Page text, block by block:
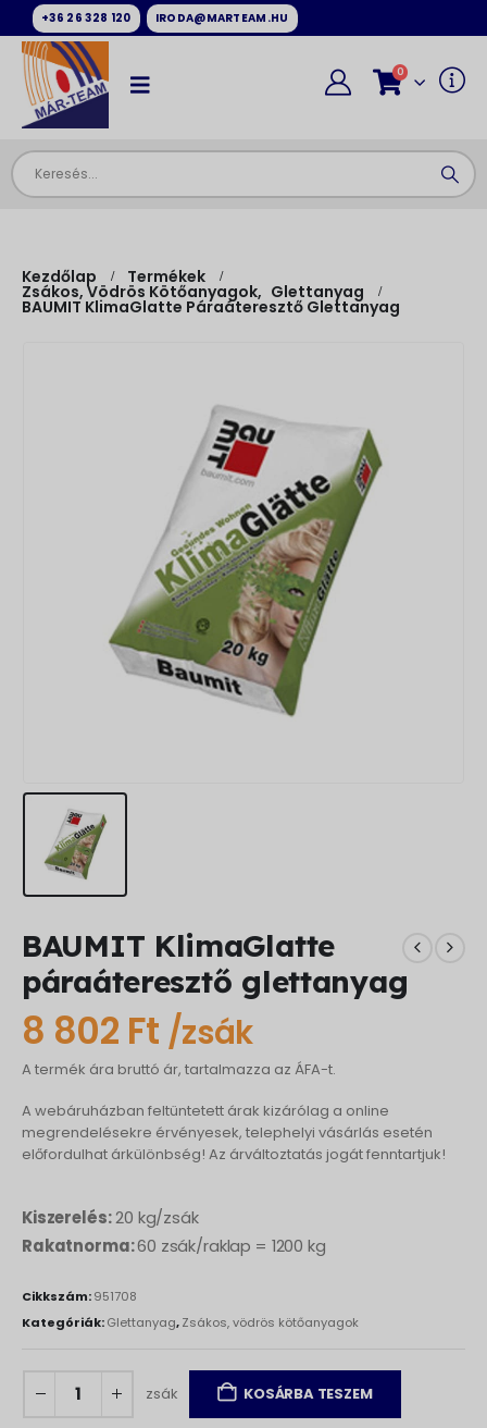
+36 26 328 120 IRODA@MARTEAM.HU
0
Kezdőlap Termékek
Zsákos, Vödrös Kötőanyagok, Glettanyag
BAUMIT KlimaGlatte Páraáteresztő Glettanyag
BAUMIT KlimaGlatte
páraáteresztő glettanyag
8 802 Ft /zsák
A termék ára bruttó ár, tartalmazza az ÁFA-t.
A webáruházban feltüntetett árak kizárólag a online
megrendelésekre érvényesek, telephelyi vásárlás esetén
előfordulhat árkülönbség! Az árváltoztatás jogát fenntartjuk!
Kiszerelés:20 kg/zsák
Rakatnorma:60 zsák/raklap = 1200 kg
Cikkszám:951708
Kategóriák:Glettanyag,Zsákos, vödrös kötőanyagok
zsák KOSÁRBA TESZEM